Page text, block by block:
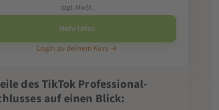
zzgl. MwSt.
Mehr Infos
Login zu deinem Kurs →
des TikTok Professional-
auf einen Blick: